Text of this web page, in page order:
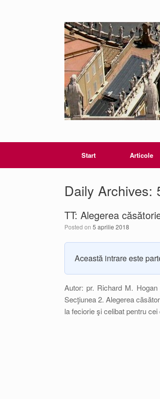
Start Articole
Daily Archives:
TT: Alegerea
Posted on 5 aprilie 2018
Această intrare este
Autor: pr. Richard M.
Secţiunea 2. Alegerea
la feciorie şi celibat pentru